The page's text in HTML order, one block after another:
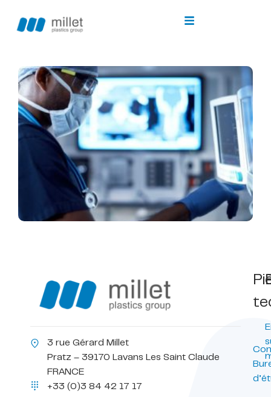
3 rue Gérard Millet
Pratz – 39170 Lavans Les Saint Claude
FRANCE
+33 (0)3 84 42 17 17